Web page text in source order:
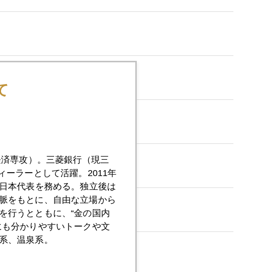
専攻）。三菱銀行（現三
ーラーとして活躍。2011年
本代表を務める。独立後は
をもとに、自由な立場から
行うとともに、“金の国内
分かりやすいトークや文
、温泉系。